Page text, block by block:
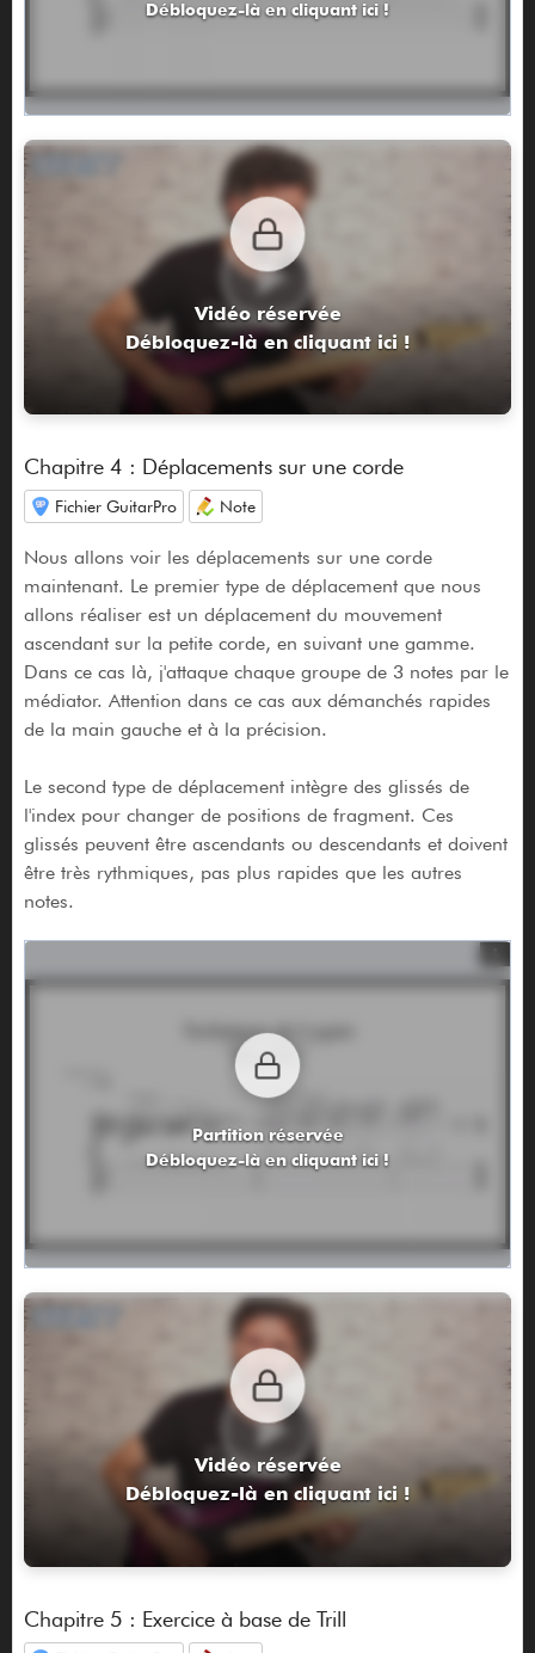
Débloquez-là en cliquant ici !
Vidéo réservée
Débloquez-là en cliquant ici !
Chapitre 4 : Déplacements sur une corde
Fichier GuitarPro Note
Nous allons voir les déplacements sur une corde
maintenant. Le premier type de déplacement que nous
allons réaliser est un déplacement du mouvement
ascendant sur la petite corde, en suivant une gamme.
Dans ce cas là, j'attaque chaque groupe de 3 notes par le
médiator. Attention dans ce cas aux démanchés rapides
de la main gauche et à la précision.
Le second type de déplacement intègre des glissés de
l'index pour changer de positions de fragment. Ces
glissés peuvent être ascendants ou descendants et doivent
être très rythmiques, pas plus rapides que les autres
notes.
Partition réservée
Débloquez-là en cliquant ici !
Vidéo réservée
Débloquez-là en cliquant ici !
Chapitre 5 : Exercice à base de Trill